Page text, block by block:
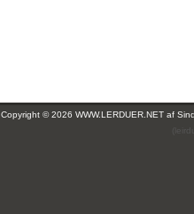
Copyright © 2026 WWW.LERDUER.NET af